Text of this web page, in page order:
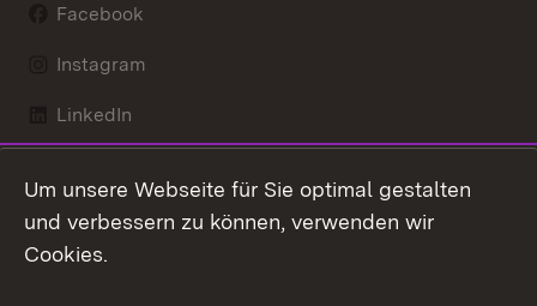
Facebook
Instagram
LinkedIn
X / Twitter
Youtube
Um unsere Webseite für Sie optimal gestalten
und verbessern zu können, verwenden wir
Cookies.